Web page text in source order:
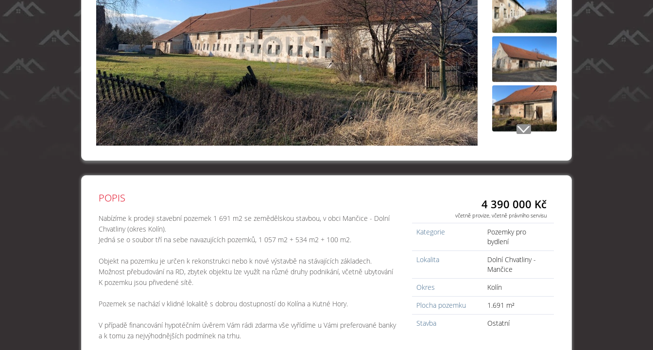
POPIS
Nabízíme k prodeji stavební pozemek 1 691 m2 se zemědělskou stavbou, v obci Mančice - Dolní
Chvatliny (okres Kolín).
Jedná se o soubor tří na sebe navazujících pozemků, 1 057 m2 + 534 m2 + 100 m2.
Objekt na pozemku je určen k rekonstrukci nebo k nové výstavbě na stávajících základech.
Možnost přebudování na RD, zbytek objektu lze využít na různé druhy podnikání, včetně ubytování
K pozemku jsou přivedené sítě.
Pozemek se nachází v klidné lokalitě s dobrou dostupností do Kolína a Kutné Hory.
V případě financování hypotéčním úvěrem Vám rádi zdarma vše vyřídíme u Vámi preferované banky
a k tomu za nejvýhodnějších podmínek na trhu.
4 390 000 Kč
včetně provize, včetně právního servisu
Kategorie
Pozemky pro
bydlení
Lokalita
Dolní Chvatliny -
Mančice
Okres
Kolín
Plocha pozemku
1.691 m²
Stavba
Ostatní